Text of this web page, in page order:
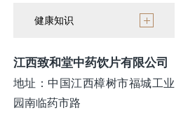
健康知识
江西致和堂中药饮片有限公司
地址：中国江西樟树市福城工业
园南临药市路